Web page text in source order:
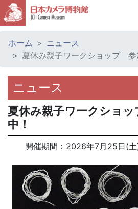
ホーム
ニュース
夏休み親子ワークショップ 参
ニュース
夏休み親子ワークショ
中！
開催期間： 2026年7月25日(土